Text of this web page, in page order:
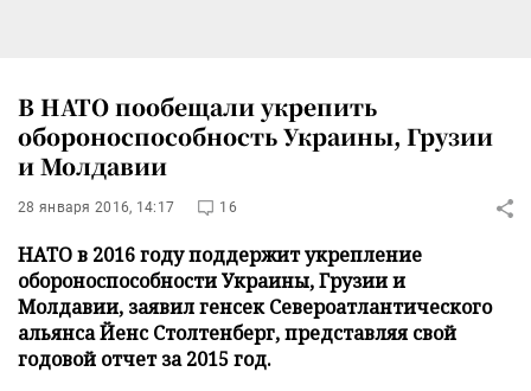
В НАТО пообещали укрепить
обороноспособность Украины, Грузии
и Молдавии
28 января 2016, 14:17 16
НАТО в 2016 году поддержит укрепление
обороноспособности Украины, Грузии и
Молдавии, заявил генсек Североатлантического
альянса Йенс Столтенберг, представляя свой
годовой отчет за 2015 год.